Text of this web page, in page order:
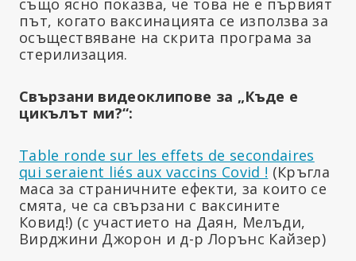
път, когато ваксинацията се използва за
осъществяване на скрита програма за
стерилизация.
Свързани видеоклипове за „Къде е
цикълът ми?“:
Table ronde sur les effets de secondaires
qui seraient liés aux vaccins Covid ! (Кръгла
маса за страничните ефекти, за които се
смята, че са свързани с ваксините
Ковид!) (с участието на Даян, Мелъди,
Вирджини Джорон и д-р Лорънс Кайзер)